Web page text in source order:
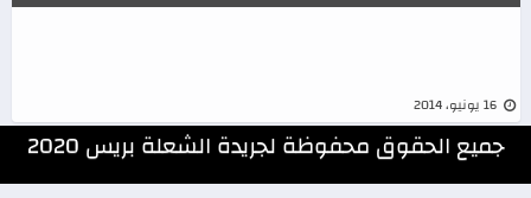
جميع الحقوق محفوظة لجريدة الشعلة بريس 2020